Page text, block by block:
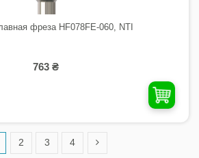
фреза HF078FE-060, NTI
763 ₴
2 3 4